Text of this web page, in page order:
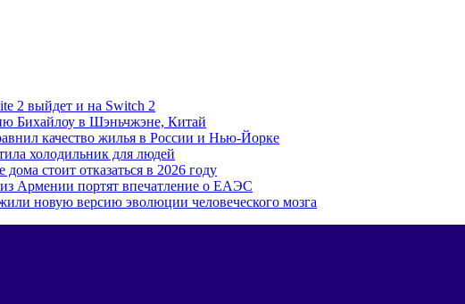
2 выйдет и на Switch 2
Бихайлоу в Шэньчжэне, Китай
качество жилья в России и Нью-Йорке
холодильник для людей
стоит отказаться в 2026 году
Армении портят впечатление о ЕАЭС
новую версию эволюции человеческого мозга